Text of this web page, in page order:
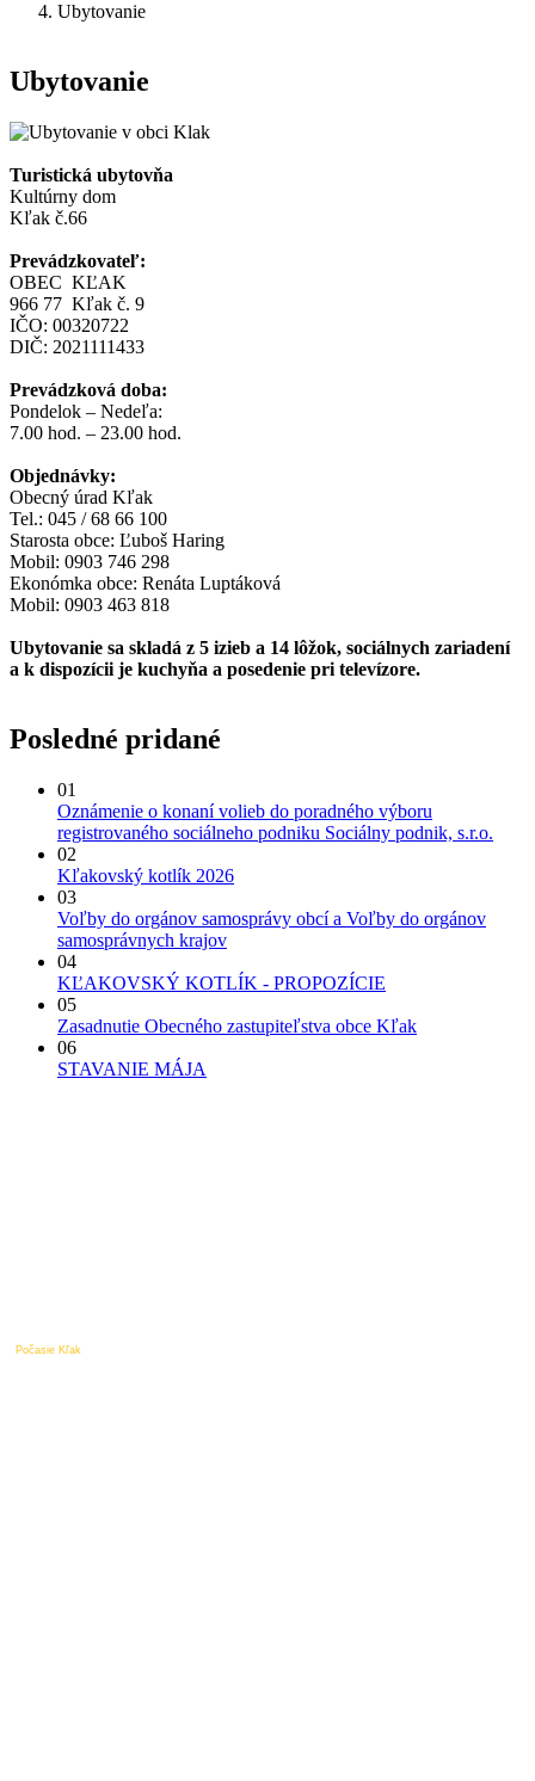
Ubytovanie
Ubytovanie
Turistická ubytovňa
Kultúrny dom
Kľak č.66
Prevádzkovateľ:
OBEC KĽAK
966 77 Kľak č. 9
IČO: 00320722
DIČ: 2021111433
Prevádzková doba:
Pondelok – Nedeľa:
7.00 hod. – 23.00 hod.
Objednávky:
Obecný úrad Kľak
Tel.: 045 / 68 66 100
Starosta obce: Ľuboš Haring
Mobil: 0903 746 298
Ekonómka obce: Renáta Luptáková
Mobil: 0903 463 818
Ubytovanie sa skladá z 5 izieb a 14 lôžok, sociálnych zariadení
a k dispozícii je kuchyňa a posedenie pri televízore.
Posledné pridané
01
Oznámenie o konaní volieb do poradného výboru
registrovaného sociálneho podniku Sociálny podnik, s.r.o.
02
Kľakovský kotlík 2026
03
Voľby do orgánov samosprávy obcí a Voľby do orgánov
samosprávnych krajov
04
KĽAKOVSKÝ KOTLÍK - PROPOZÍCIE
05
Zasadnutie Obecného zastupiteľstva obce Kľak
06
STAVANIE MÁJA
Počasie Kľak